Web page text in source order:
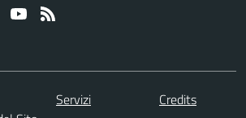
Servizi
Credits